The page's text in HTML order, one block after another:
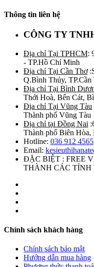
Thông tin liên hệ
CÔNG TY
Địa chỉ Tại TPHCM:
- TP.Hồ Chí Minh
Địa chỉ Tại Cần Thơ
Q.Bình Thủy, TP.Cần
Địa chỉ Tại Bình
Thới Hoà, Bến Cát,
Địa chỉ Tại Vũng Tàu
Thành phố Vũng Tàu
Địa chỉ tại Đồng Nai
Thành phố Biên
Hotline: 036 912 4565
Email:
ĐẶC BIỆT : FREE
THÀNH CÁC TỈNH
Chính sách khách hàng
Chính sách bảo mật
Hướng dẫn mua hàng